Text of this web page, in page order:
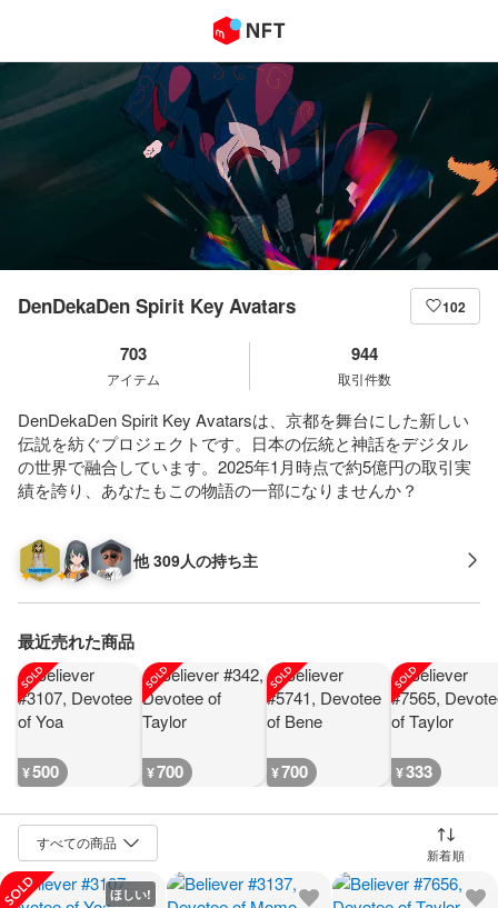
DenDekaDen Spirit Key Avatars 102
703
アイテム
944
取引件数
DenDekaDen Spirit Key Avatarsは、京都を舞台にした新しい
伝説を紡ぐプロジェクトです。日本の伝統と神話をデジタル
の世界で融合しています。2025年1月時点で約5億円の取引実
績を誇り、あなたもこの物語の一部になりませんか？
他 309人の持ち主
最近売れた商品
¥500 ¥700 ¥700 ¥333
並び替え
ほしい!